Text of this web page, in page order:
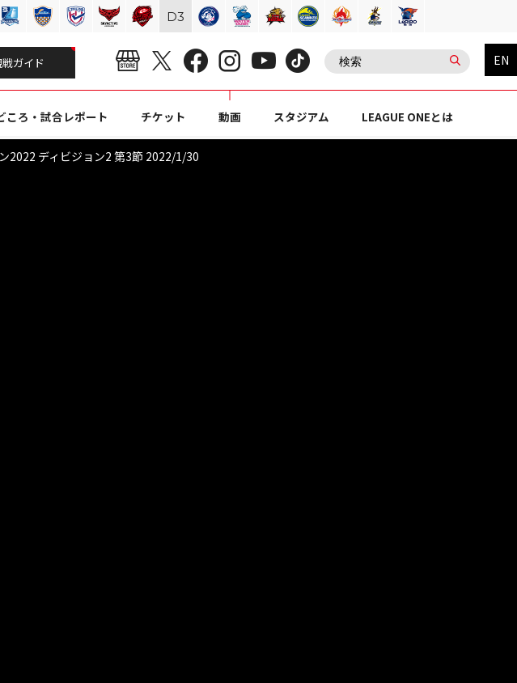
戦ガイド EN
ころ・試合レポート チケット 動画 スタジアム LEAGUE ONEとは
2022 ディビジョン2 第3節 2022/1/30
D3